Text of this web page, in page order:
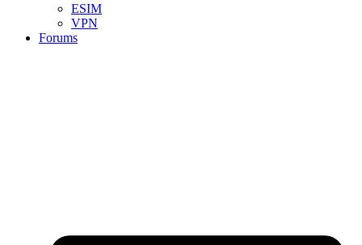
ESIM
VPN
Forums